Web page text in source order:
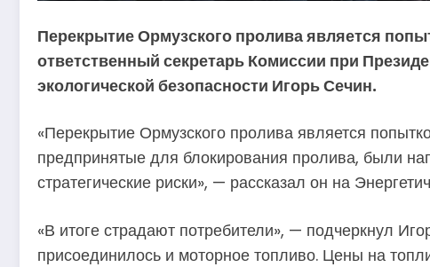
Перекрытие Ормузского пролива является
ответственный секретарь Комиссии при
экологической безопасности Игорь Сечин.
«Перекрытие Ормузского пролива является
предпринятые для блокирования пролива, были
стратегические риски», — рассказал он на
«В итоге страдают потребители», — подчеркнул
присоединилось и моторное топливо. Цены на